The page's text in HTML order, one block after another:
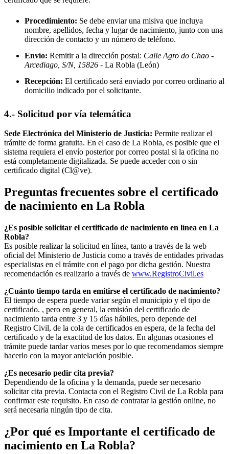
Procedimiento: Se debe enviar una misiva que incluya
nombre, apellidos, fecha y lugar de nacimiento, junto con una
dirección de contacto y un número de teléfono.
Envío: Remitir a la dirección postal: Calle Agro do Chao -
Arcediago, S/N, 15826 - La Robla (León)
Recepción: El certificado será enviado por correo ordinario al
domicilio indicado por el solicitante.
4.- Solicitud por vía telemática
Sede Electrónica del Ministerio de Justicia: Permite realizar el
trámite de forma gratuita. En el caso de La Robla, es posible que el
sistema requiera el envío posterior por correo postal si la oficina no
está completamente digitalizada. Se puede acceder con o sin
certificado digital (Cl@ve).
Preguntas frecuentes sobre el certificado
de nacimiento en La Robla
¿Es posible solicitar el certificado de nacimiento en línea en La
Robla?
Es posible realizar la solicitud en línea, tanto a través de la web
oficial del Ministerio de Justicia como a través de entidades privadas
especialistas en el trámite con el pago por dicha gestión. Nuestra
recomendación es realizarlo a través de www.RegistroCivil.es
¿Cuánto tiempo tarda en emitirse el certificado de nacimiento?
El tiempo de espera puede variar según el municipio y el tipo de
certificado. , pero en general, la emisión del certificado de
nacimiento tarda entre 3 y 15 días hábiles, pero depende del
Registro Civil, de la cola de certificados en espera, de la fecha del
certificado y de la exactitud de los datos. En algunas ocasiones el
trámite puede tardar varios meses por lo que recomendamos siempre
hacerlo con la mayor antelación posible.
¿Es necesario pedir cita previa?
Dependiendo de la oficina y la demanda, puede ser necesario
solicitar cita previa. Contacta con el Registro Civil de La Robla para
confirmar este requisito. En caso de contratar la gestión online, no
será necesaria ningún tipo de cita.
¿Por qué es Importante el certificado de
nacimiento en La Robla?